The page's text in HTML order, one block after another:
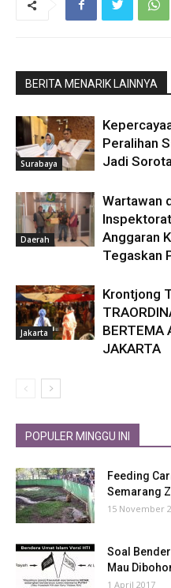
BERITA MENARIK LAINNYA
Surabaya
Peralihan
Jadi
Daerah
Wartawan
Anggaran
Tegaskan
Jakarta
Krontjong
BERTEMA
JAKARTA
POPULER MINGGU INI
Feeding
Semarang
15 November
Soal
Mau
1 April 2017